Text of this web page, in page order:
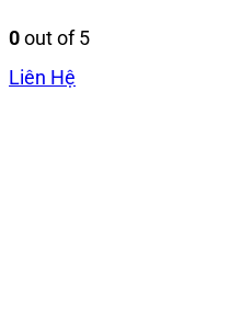
0out of 5
Liên Hệ